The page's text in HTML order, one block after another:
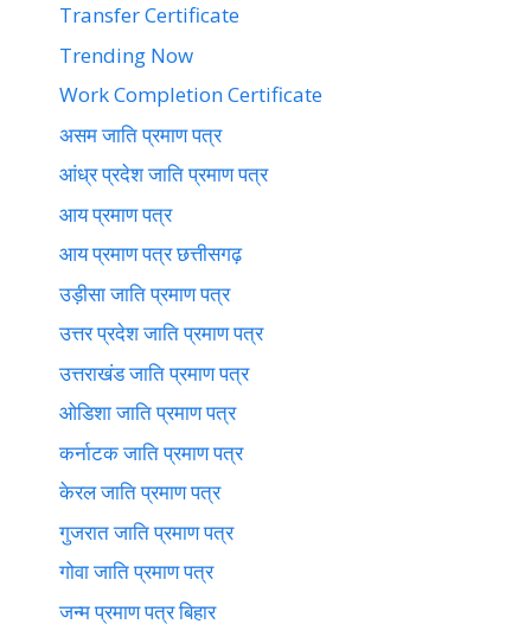
Transfer Certificate
Trending Now
Work Completion Certificate
असम जाति प्रमाण पत्र
आंध्र प्रदेश जाति प्रमाण पत्र
आय प्रमाण पत्र
आय प्रमाण पत्र छत्तीसगढ़
उड़ीसा जाति प्रमाण पत्र
उत्तर प्रदेश जाति प्रमाण पत्र
उत्तराखंड जाति प्रमाण पत्र
ओडिशा जाति प्रमाण पत्र
कर्नाटक जाति प्रमाण पत्र
केरल जाति प्रमाण पत्र
गुजरात जाति प्रमाण पत्र
गोवा जाति प्रमाण पत्र
जन्म प्रमाण पत्र बिहार